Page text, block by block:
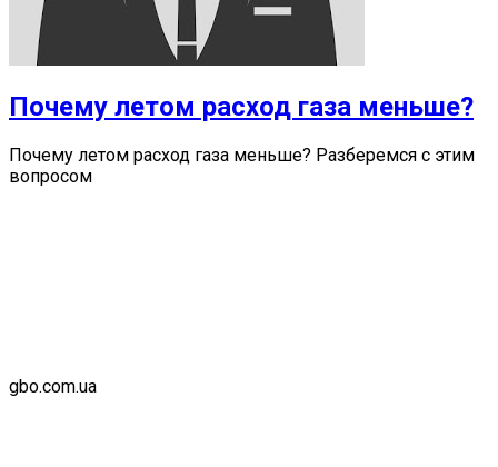
Почему летом расход газа меньше?
Почему летом расход газа меньше? Разберемся с этим
вопросом
gbo.com.ua